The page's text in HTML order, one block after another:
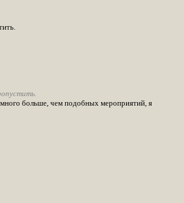
больше, чем подобных мероприятий, я